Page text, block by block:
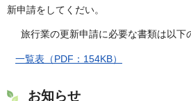
新申請をしてくだい。
旅行業の更新申請に必要な書類は以下
一覧表（PDF：154KB）
お知らせ